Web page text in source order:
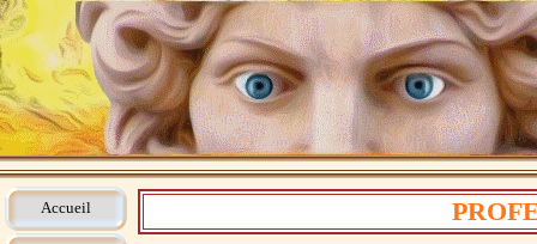
Accueil